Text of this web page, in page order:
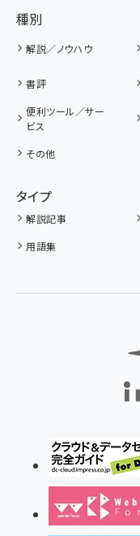
種別
解説／ノウハウ
書評
便利ツール／サー
ビス
その他
タイプ
解説記事
用語集